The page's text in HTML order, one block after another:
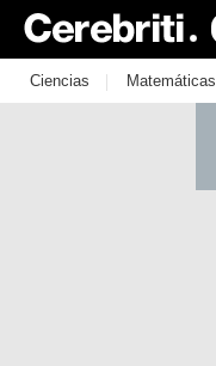
Ciencias | Matemáticas